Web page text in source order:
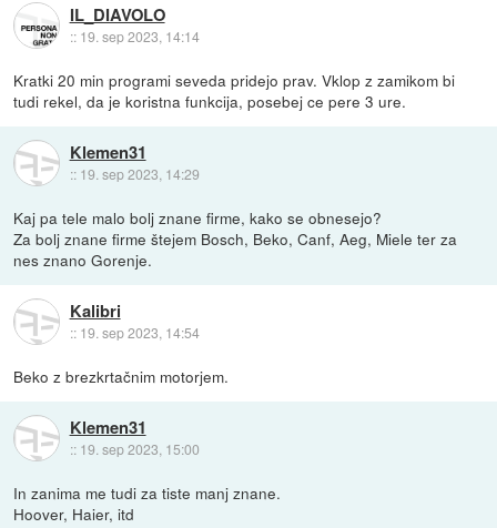
IL_DIAVOLO
:: 19. sep 2023, 14:14
Kratki 20 min programi seveda pridejo prav. Vklop z zamikom bi
tudi rekel, da je koristna funkcija, posebej ce pere 3 ure.
Klemen31
:: 19. sep 2023, 14:29
Kaj pa tele malo bolj znane firme, kako se obnesejo?
Za bolj znane firme štejem Bosch, Beko, Canf, Aeg, Miele ter za
nes znano Gorenje.
Kalibri
:: 19. sep 2023, 14:54
Beko z brezkrtačnim motorjem.
Klemen31
:: 19. sep 2023, 15:00
In zanima me tudi za tiste manj znane.
Hoover, Haier, itd